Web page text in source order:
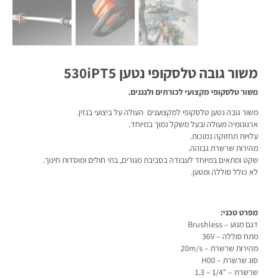
משור גובה טלסקופי נטען 530iPT5
משור טלסקופי מקצועי לכורתים ולגננים.
משור גובה נטען טלסקופי למקצוענים העולה על ביצועי בנזין.
ארגונומיה מעולה ובעל משקל נמוך במיוחד.
עלויות תחזוקה נמוכות.
מהירות שרשרת גבוהה.
שקט ומתאים במיוחד לעבודה בסביבת מגורים, בתי חולים ומוסדות חינוך.
לא כולל סוללה ומטען.
מפרט טכני:
דגם מנוע – Brushless
מתח סוללה – 36V
מהירות שרשרת – 20m/s
סוג שרשרת – H00
שרשרת – "1/4 – 1.3